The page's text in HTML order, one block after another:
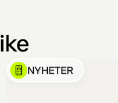
NYHETER